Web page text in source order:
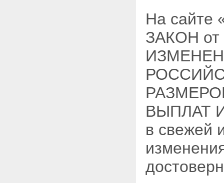
На сайте
ЗАКОН
ВЫПЛАТ
в свежей